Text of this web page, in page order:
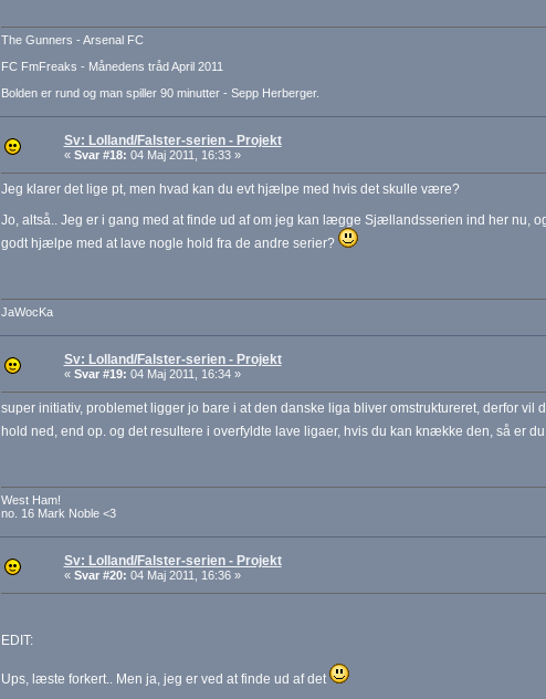
The Gunners - Arsenal FC
FC FmFreaks - Månedens tråd April 2011
Bolden er rund og man spiller 90 minutter - Sepp Herberger.
Sv: Lolland/Falster-serien - Projekt
« Svar #18: 04 Maj 2011, 16:33 »
Jeg klarer det lige pt, men hvad kan du evt hjælpe med hvis det skulle være?
Jo, altså.. Jeg er i gang med at finde ud af om jeg kan lægge Sjællandsserien ind her nu,
godt hjælpe med at lave nogle hold fra de andre serier?
JaWocKa
Sv: Lolland/Falster-serien - Projekt
« Svar #19: 04 Maj 2011, 16:34 »
super initiativ, problemet ligger jo bare i at den danske liga bliver omstruktureret, derfor vil
hold ned, end op. og det resultere i overfyldte lave ligaer, hvis du kan knække den, så er
West Ham!
no. 16 Mark Noble <3
Sv: Lolland/Falster-serien - Projekt
« Svar #20: 04 Maj 2011, 16:36 »
EDIT:
Ups, læste forkert.. Men ja, jeg er ved at finde ud af det